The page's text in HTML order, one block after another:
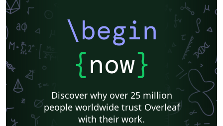
\begin
{now}
Discover why over 25 million
people worldwide trust Overleaf
with their work.